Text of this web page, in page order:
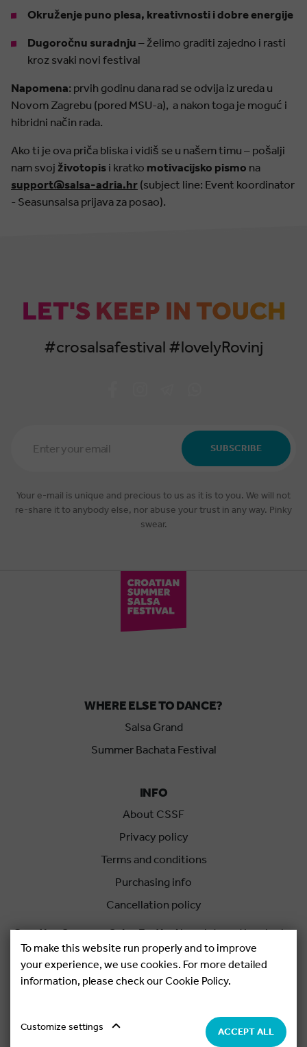
Okruženje puno plesa, kreativnosti i dobre energije
Dugoročnu suradnju – želimo graditi zajedno i rasti
kroz svaki novi festival
Napomena: prvih godinu dana rad se odvija iz ureda u
Novom Zagrebu (pored MSU-a), a nakon toga je moguć i
hibridni način rada.
Ako ti je ova priča bliska i vidiš se u našem timu – pošalji
nam svoj životopis i kratko motivacijsko pismo na
support@salsa-adria.hr (subject line: Event koordinator
- Seasunsalsa prijava za posao).
LET'S KEEP IN TOUCH
#crosalsafestival #lovelyRovinj
Address
SUBSCRIBE
Your e-mail is unique and precious to us as it is to you. We will not
re-share it to anybody else, nor abuse your trust in any way. Pinky
swear.
WHERE ELSE TO DANCE?
Salsa Grand
Summer Bachata Festival
INFO
About CSSF
Privacy policy
Terms and conditions
Purchasing info
Cancellation policy
Croatian Summer Salsa Festivalis an international salsa
festival held each summer in Rovinj, Croatia.
Copyright © 2026.Salsa Adria Produkcije d.o.o, All rights
To make this website run properly and to improve
your experience, we use cookies. For more detailed
information, please check our Cookie Policy.
Customize settings ACCEPT ALL